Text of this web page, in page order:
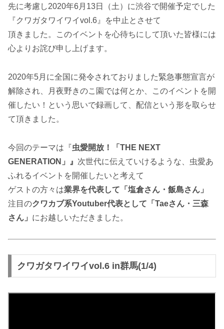
先に考慮し2020年6月13日（土）に渋谷で開催予定でした
『クワガタワイワイvol.6』を中止とさせて
頂きました。このイベントを心待ちにして頂いた皆様には
心よりお詫び申し上げます。
2020年5月に全国に発令されておりました緊急事態宣言が
解除され、月夜野きのこ園では何とか、このイベントを開
催したい！という思いで録画して、配信という形を取らせ
て頂きました。
今回のテーマは『虫愛開放！「THE NEXT
GENERATION」』 次世代に伝えていけるような、虫愛あ
ふれるイベントを開催したいと考えて
ゲストの方々は業界を代表して「塩倉さん・飯島さん」
注目のクワカブ系Youtuber代表として「Taeさん・三森
さん」 にお越しいただきました。
クワガタワイワイvol.6 in群馬(1/4)